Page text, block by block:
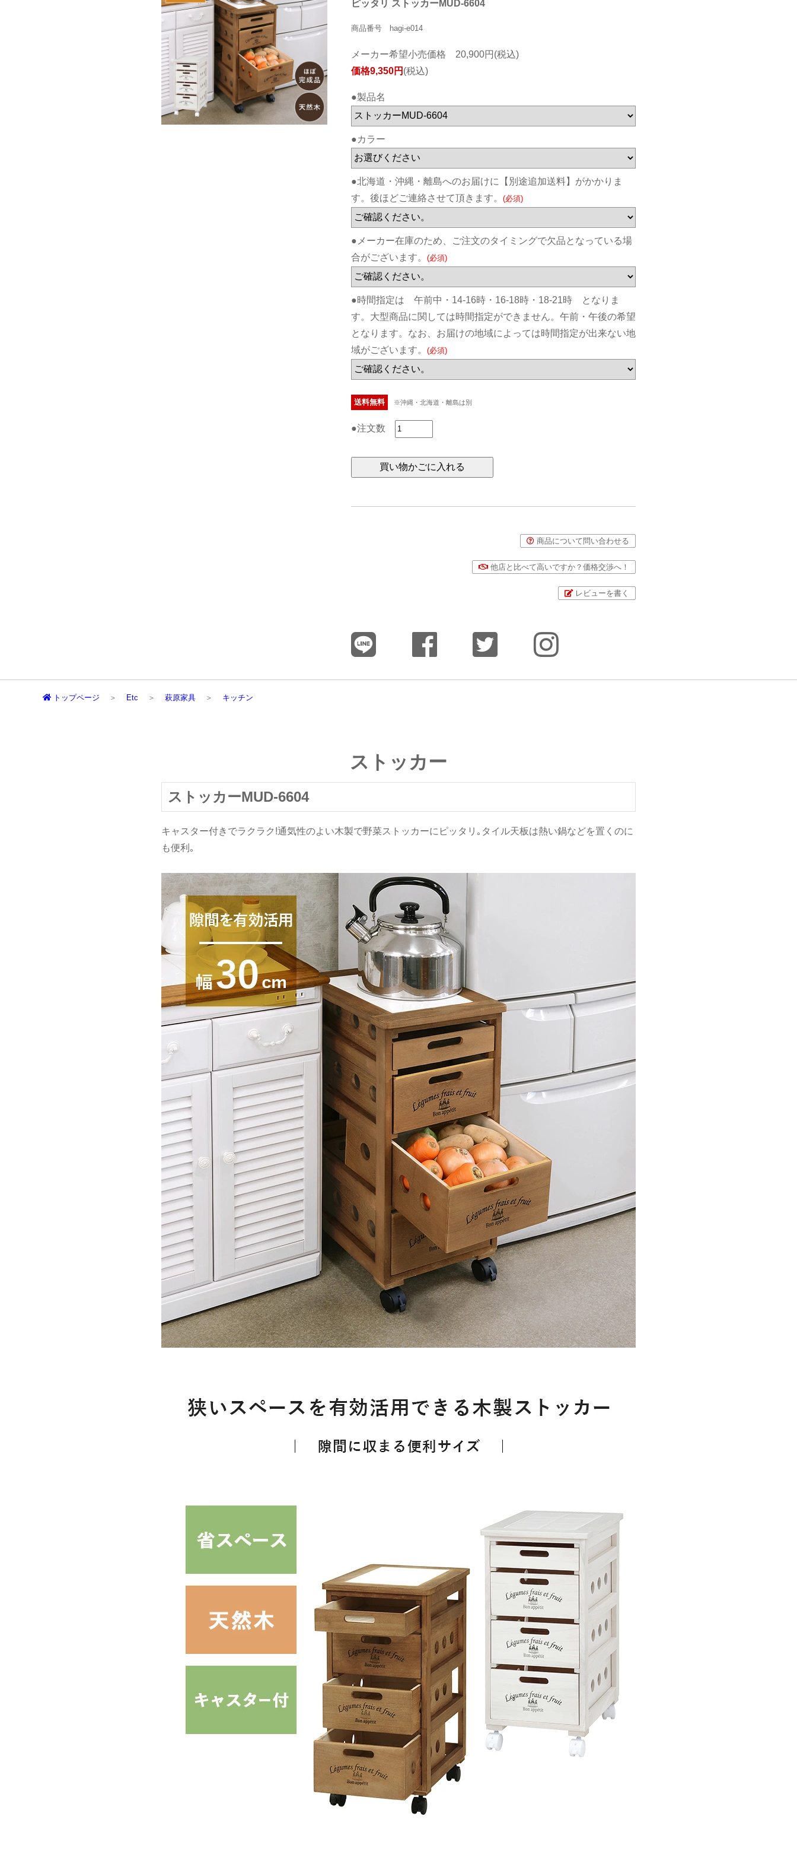
ピッタリ ストッカーMUD-6604
商品番号 hagi-e014
メーカー希望小売価格 20,900円(税込)
価格9,350円 (税込)
●製品名
●カラー
●北海道・沖縄・離島へのお届けに【別途追加送料】がかかりま
す。後ほどご連絡させて頂きます。 (必須)
●メーカー在庫のため、ご注文のタイミングで欠品となっている場
合がございます。 (必須)
●時間指定は 午前中・14-16時・16-18時・18-21時 となりま
す。大型商品に関しては時間指定ができません。午前・午後の希望
となります。なお、お届けの地域によっては時間指定が出来ない地
域がございます。 (必須)
送料無料 ※沖縄・北海道・離島は別
●注文数
商品について問い合わせる
他店と比べて高いですか？価格交渉へ！
レビューを書く
トップページ Etc 萩原家具 キッチン
ストッカー
ストッカーMUD-6604
キャスター付きでラクラク!通気性のよい木製で野菜ストッカーにピッタリ｡タイル天板は熱い鍋などを置くのに
も便利｡